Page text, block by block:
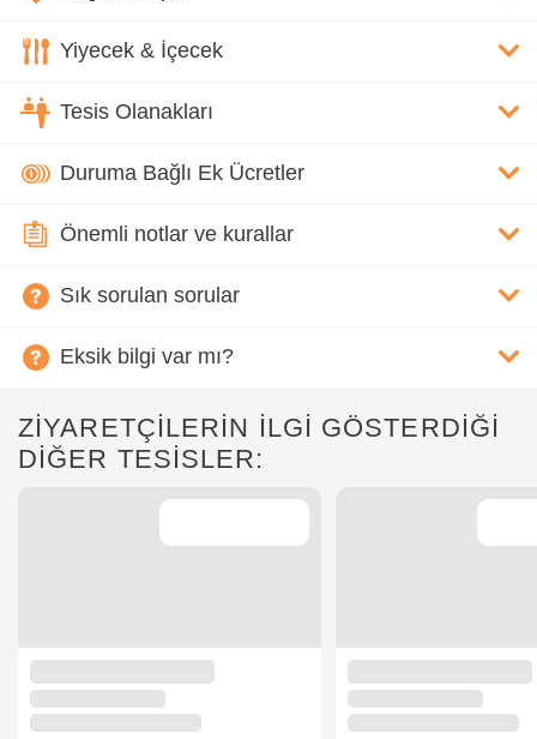
Yiyecek & İçecek
Tesis Olanakları
Duruma Bağlı Ek Ücretler
Önemli notlar ve kurallar
Sık sorulan sorular
Eksik bilgi var mı?
ZİYARETÇİLERİN İLGİ GÖSTERDİĞİ
DİĞER TESİSLER: